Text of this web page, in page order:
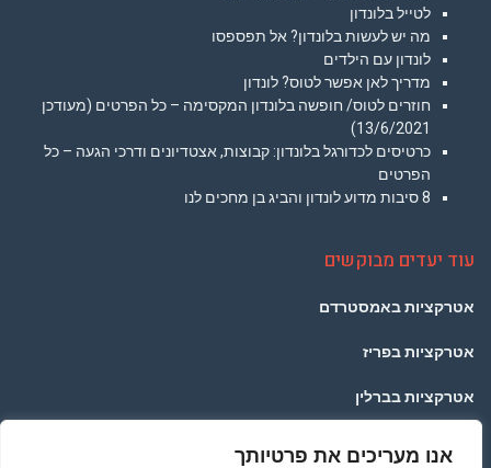
אנו מעריכים את פרטיותך
לטייל בלונדון
מה יש לעשות בלונדון? אל תפספסו
לונדון עם הילדים
מדריך לאן אפשר לטוס? לונדון
חוזרים לטוס/ חופשה בלונדון המקסימה – כל הפרטים (מעודכן
13/6/2021)
כרטיסים לכדורגל בלונדון: קבוצות, אצטדיונים ודרכי הגעה – כל
הפרטים
8 סיבות מדוע לונדון והביג בן מחכים לנו
עוד יעדים מבוקשים
אטרקציות באמסטרדם
אטרקציות בפריז
אטרקציות בברלין